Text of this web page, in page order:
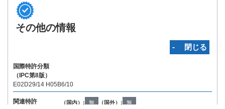
その他の情報
‐ 閉じる
国際特許分類
（IPC第8版）
E02D29/14 H05B6/10
関連特許 （国内）: 無 （国外）: 無